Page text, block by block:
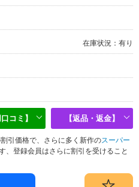
在庫状況：有り
コミ】 【返品・返金】
引価格で、さらに多く新作のスーパー
、登録会員はさらに割引を受けること